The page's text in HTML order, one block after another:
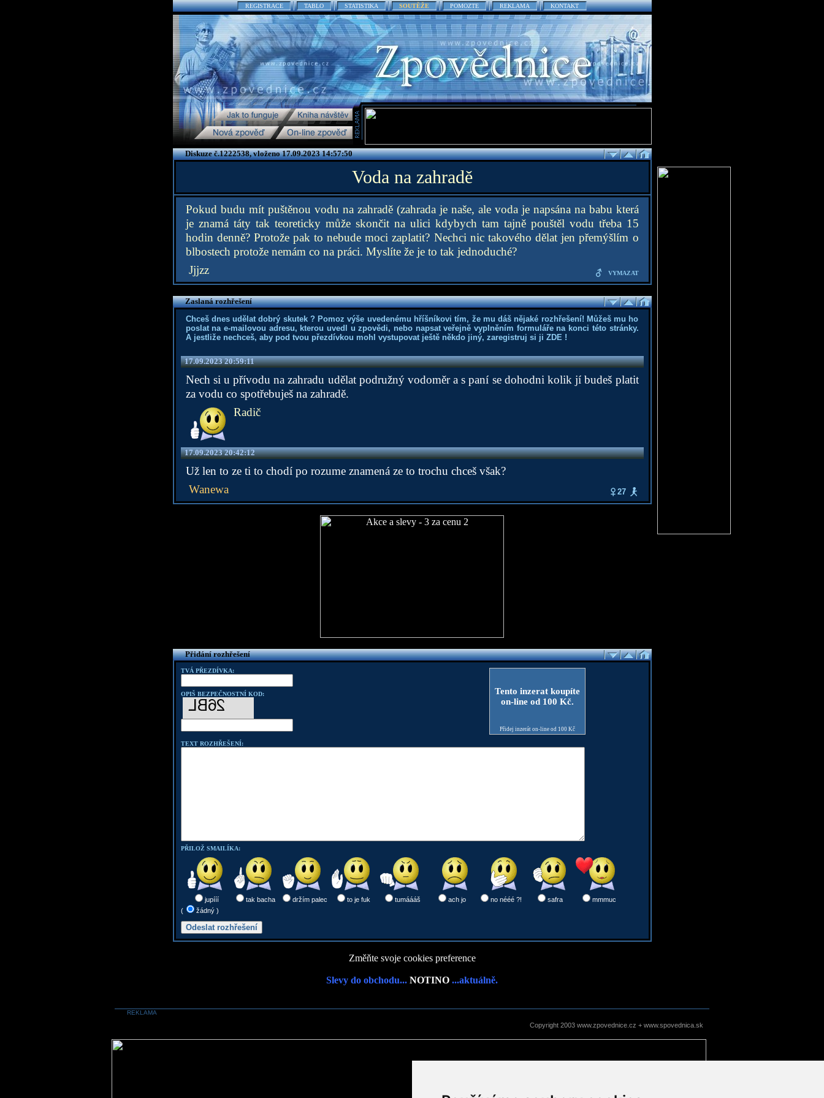
REGISTRACE TABLO STATISTIKA SOUTĚŽE POMOZTE REKLAMA KONTAKT
Diskuze č.1222538, vloženo 17.09.2023 14:57:50
Voda na zahradě
Pokud budu mít puštěnou vodu na zahradě (zahrada je naše, ale voda je napsána na babu která
je znamá táty tak teoreticky může skončit na ulici kdybych tam tajně pouštěl vodu třeba 15
hodin denně? Protože pak to nebude moci zaplatit? Nechci nic takového dělat jen přemýšlím o
blbostech protože nemám co na práci. Myslíte že je to tak jednoduché?
Jjjzz
VYMAZAT
Zaslaná rozhřešení
Chceš dnes udělat dobrý skutek ? Pomoz výše uvedenému hříšníkovi tím, že mu dáš nějaké rozhřešení! Můžeš mu ho
poslat na e-mailovou adresu, kterou uvedl u zpovědi, nebo napsat veřejně vyplněním formuláře na konci této stránky.
A jestliže nechceš, aby pod tvou přezdívkou mohl vystupovat ještě někdo jiný, zaregistruj si ji ZDE!
17.09.2023 20:59:11
Nech si u přívodu na zahradu udělat podružný vodoměr a s paní se dohodni kolik jí budeš platit
za vodu co spotřebuješ na zahradě.
Radič
17.09.2023 20:42:12
Už len to ze ti to chodí po rozume znamená ze to trochu chceš však?
Wanewa
27
Přidání rozhřešení
TVÁ PŘEZDÍVKA:
OPIŠ BEZPEČNOSTNÍ KOD:
Tento inzerat koupíte
on-line od 100 Kč.
Přidej inzerát on-line od 100 Kč
TEXT ROZHŘEŠENÍ:
PŘILOŽ SMAILÍKA:
jupííí tak bacha držím palec to je fuk tumáááš ach jo no nééé ?! safra
mmmuc
(
žádný )
Změňte svoje cookies preference
Slevy do obchodu... NOTINO ...aktuálně.
REKLAMA
Copyright 2003 www.zpovednice.cz + www.spovednica.sk